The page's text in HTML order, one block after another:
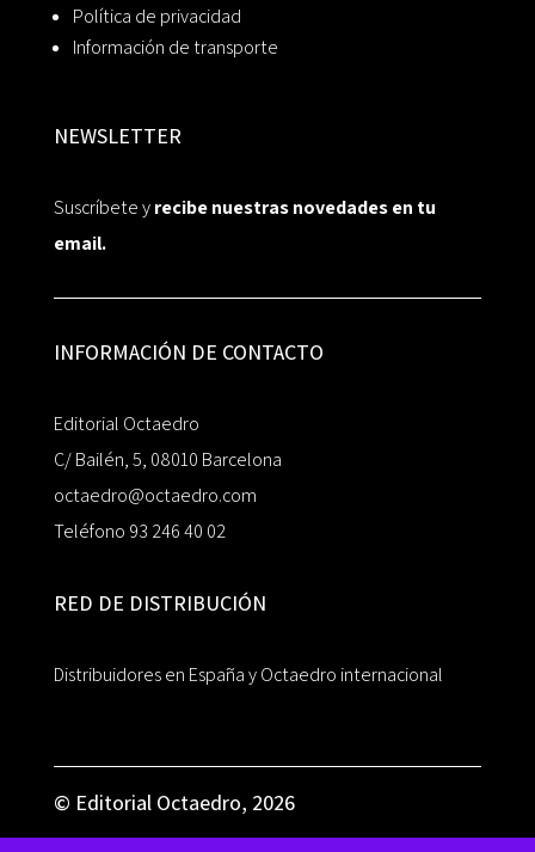
Política de privacidad
Información de transporte
NEWSLETTER
Suscríbete yrecibe nuestras novedades en tu
email.
INFORMACIÓN DE CONTACTO
Editorial Octaedro
C/ Bailén, 5, 08010 Barcelona
octaedro@octaedro.com
Teléfono 93 246 40 02
RED DE DISTRIBUCIÓN
Distribuidores en España y Octaedro internacional
© Editorial Octaedro, 2026